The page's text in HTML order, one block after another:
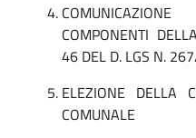
COMPONENTI
46 DEL D. LGS N.
ELEZIONE DELLA
COMUNALE